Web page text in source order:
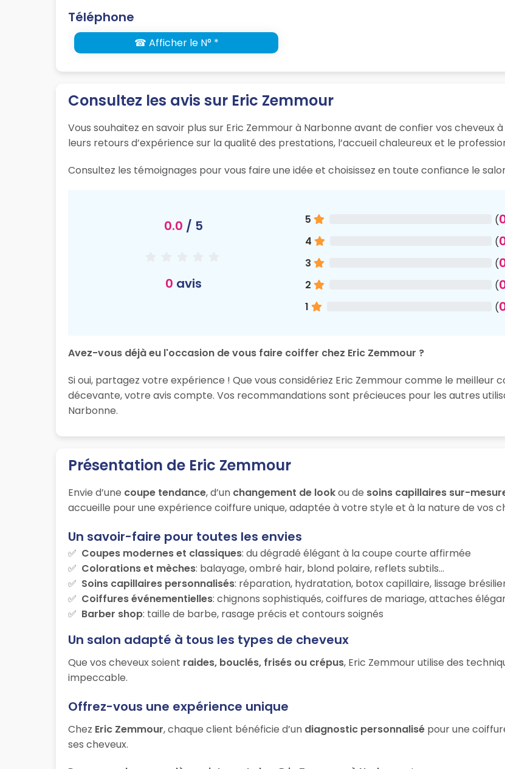
Téléphone
☎ Afficher le N° *
Consultez les avis sur Eric Zemmour
Vous souhaitez en savoir plus sur Eric Zemmour à Narbonne avant de confier vos cheveux
leurs retours d’expérience sur la qualité des prestations, l’accueil chaleureux et le
Consultez les témoignages pour vous faire une idée et choisissez en toute confiance le
0.0 / 5
0 avis
5 (
4
(
3
(
2
(
1
(
Avez-vous déjà eu l'occasion de vous faire coiffer chez Eric Zemmour ?
Si oui, partagez votre expérience ! Que vous considériez Eric Zemmour comme le meilleur
décevante, votre avis compte. Vos recommandations sont précieuces pour les autres
Narbonne.
Présentation de Eric Zemmour
Envie d’une coupe tendance, d’un changement de lookou de soins capillaires sur-
accueille pour une expérience coiffure unique, adaptée à votre style et à la nature de vos
Un savoir-faire pour toutes les envies
Coupes modernes et classiques: du dégradé élégant à la coupe courte affirmée
Colorations et mèches: balayage, ombré hair, blond polaire, reflets subtils…
Soins capillaires personnalisés: réparation, hydratation, botox capillaire, lissage
Coiffures événementielles: chignons sophistiqués, coiffures de mariage, attaches
Barber shop: taille de barbe, rasage précis et contours soignés
Un salon adapté à tous les types de cheveux
Que vos cheveux soient raides, bouclés, frisés ou crépus, Eric Zemmour utilise des
impeccable.
Offrez-vous une expérience unique
Chez Eric Zemmour, chaque client bénéficie d’un diagnostic personnalisé pour une
ses cheveux.